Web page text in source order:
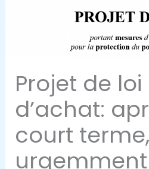
Projet de
d’achat:
court